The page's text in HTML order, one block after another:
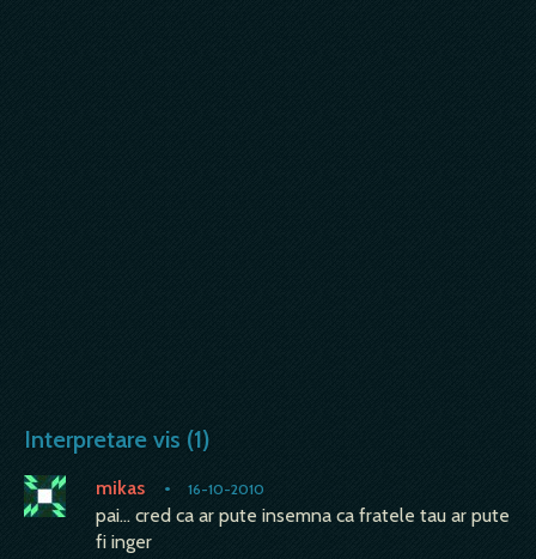
Interpretare vis (1)
mikas • 16-10-2010
pai... cred ca ar pute insemna ca fratele tau ar pute
fi inger